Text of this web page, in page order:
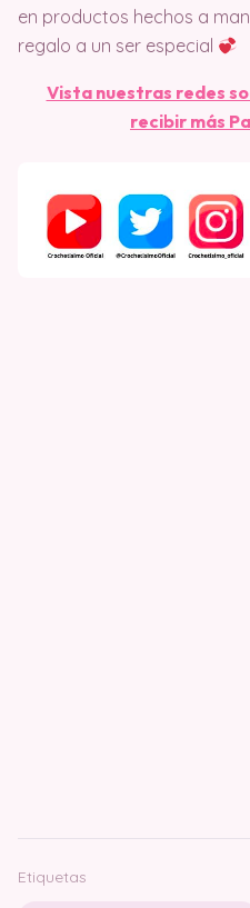
en productos hechos a
regalo a un ser especial
Vista nuestras redes
recibir más
Etiquetas